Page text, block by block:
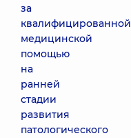
за
квалифицированной
медицинской
помощью
на
ранней
стадии
развития
патологического